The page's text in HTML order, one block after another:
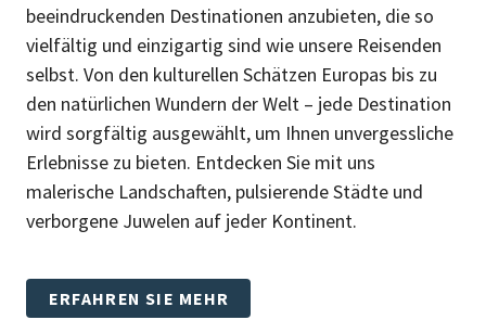
beeindruckenden Destinationen anzubieten, die so
vielfältig und einzigartig sind wie unsere Reisenden
selbst. Von den kulturellen Schätzen Europas bis zu
den natürlichen Wundern der Welt – jede Destination
wird sorgfältig ausgewählt, um Ihnen unvergessliche
Erlebnisse zu bieten. Entdecken Sie mit uns
malerische Landschaften, pulsierende Städte und
verborgene Juwelen auf jeder Kontinent.
ERFAHREN SIE MEHR